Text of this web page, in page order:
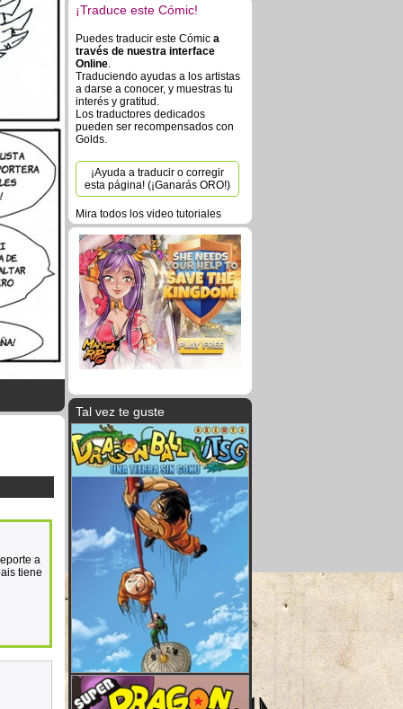
a
tiene
¡Traduce este Cómic!
Puedes traducir este Cómic a
través de nuestra interface
Online.
Traduciendo ayudas a los artistas
a darse a conocer, y muestras tu
interés y gratitud.
Los traductores dedicados
pueden ser recompensados con
Golds.
¡Ayuda a traducir o corregir
esta página! (¡Ganarás ORO!)
Mira todos los video tutoriales
Tal vez te guste